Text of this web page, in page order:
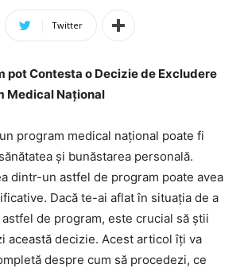
Twitter
pot Contesta o Decizie de Excludere
Medical Național
program medical național poate fi
și bunăstarea personală.
dintr-un astfel de program poate avea
Dacă te-ai aflat în situația de a
de program, este crucial să știi
această decizie. Acest articol îți va
despre cum să procedezi, ce